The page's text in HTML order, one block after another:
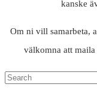
kanske
Om ni vill samarbeta,
välkomna att